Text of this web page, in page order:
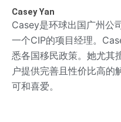
Casey Yan
Casey是环球出国广州公
一个CIP的项目经理。
悉各国移民政策。她尤其
户提供完善且性价比高的
可和喜爱。